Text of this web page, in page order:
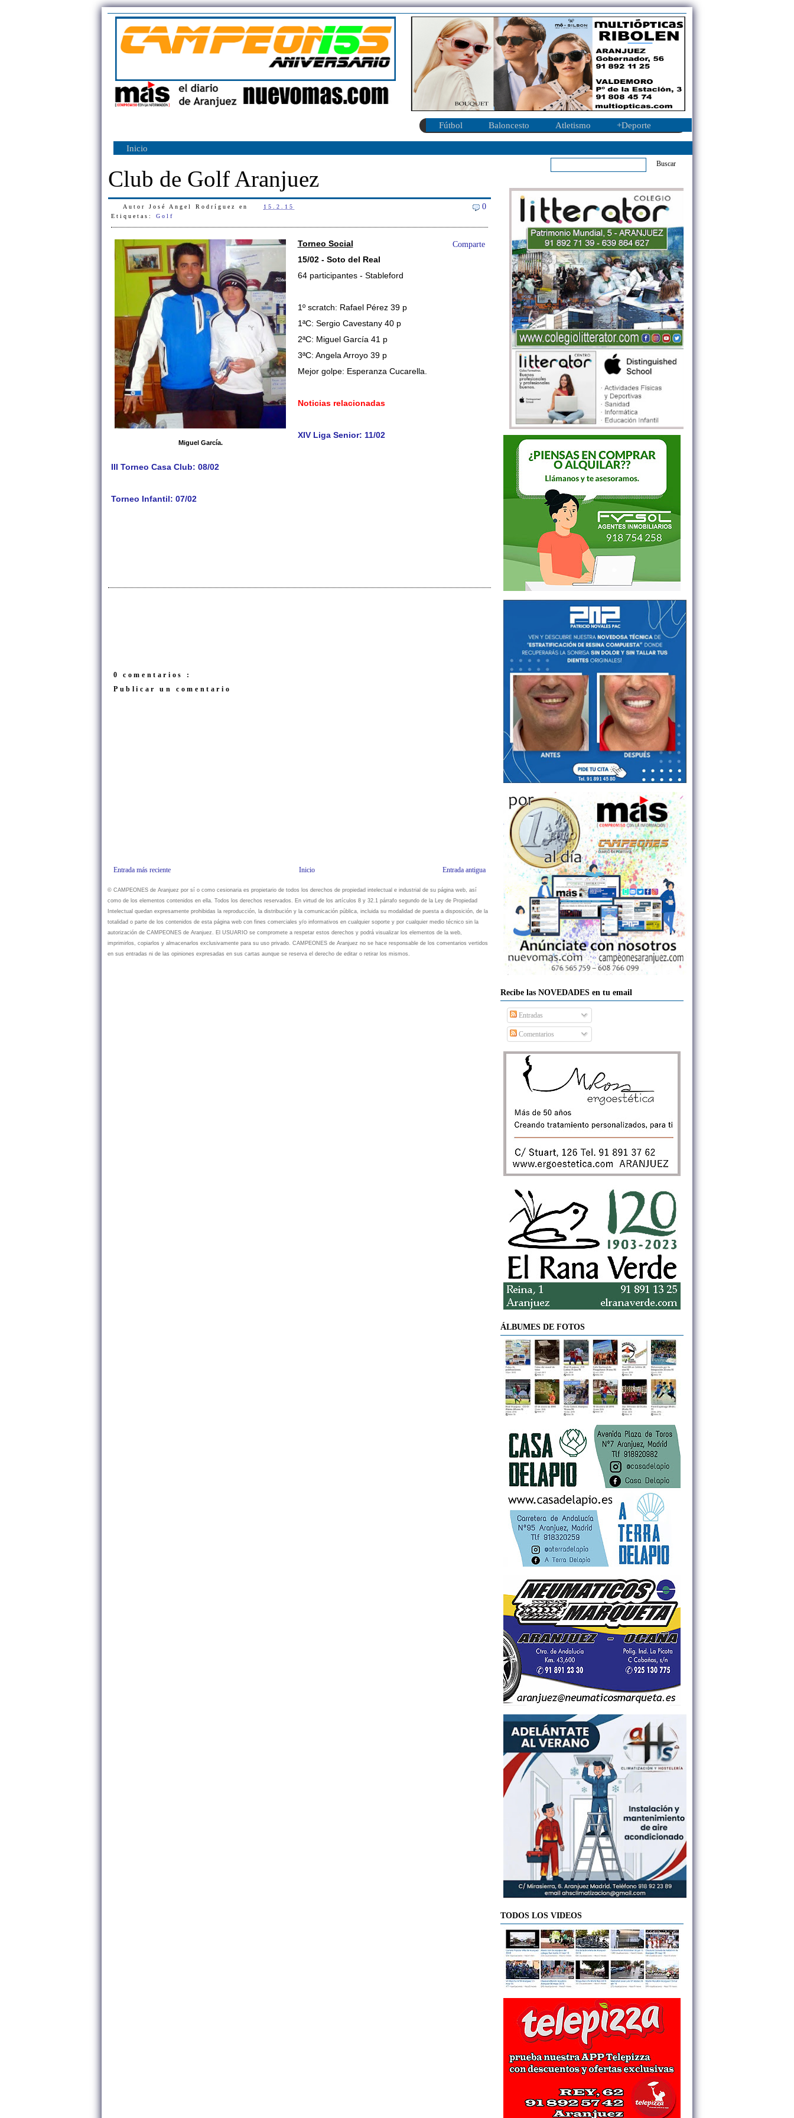
Fútbol Baloncesto Atletismo +Deporte
Inicio
Club de Golf Aranjuez
Autor José Angel Rodríguez en 15.2.15 0
Etiquetas: Golf
Comparte
Miguel García.
Torneo Social
15/02 - Soto del Real
64 participantes - Stableford
1º scratch: Rafael Pérez 39 p
1ªC: Sergio Cavestany 40 p
2ªC: Miguel García 41 p
3ªC: Angela Arroyo 39 p
Mejor golpe: Esperanza Cucarella.
Noticias relacionadas
XIV Liga Senior: 11/02
III Torneo Casa Club: 08/02
Torneo Infantil: 07/02
0 comentarios :
Publicar un comentario
Entrada más reciente Entrada antigua
Inicio
© CAMPEONES de Aranjuez por sí o como cesionaria es propietario de todos los derechos de propiedad intelectual e industrial de su página web, así
como de los elementos contenidos en ella. Todos los derechos reservados. En virtud de los artículos 8 y 32.1 párrafo segundo de la Ley de Propiedad
Intelectual quedan expresamente prohibidas la reproducción, la distribución y la comunicación pública, incluida su modalidad de puesta a disposición, de la
totalidad o parte de los contenidos de esta página web con fines comerciales y/o informativos en cualquier soporte y por cualquier medio técnico sin la
autorización de CAMPEONES de Aranjuez. El USUARIO se compromete a respetar estos derechos y podrá visualizar los elementos de la web,
imprimirlos, copiarlos y almacenarlos exclusivamente para su uso privado. CAMPEONES de Aranjuez no se hace responsable de los comentarios vertidos
en sus entradas ni de las opiniones expresadas en sus cartas aunque se reserva el derecho de editar o retirar los mismos.
Recibe las NOVEDADES en tu email
Entradas
Comentarios
ÁLBUMES DE FOTOS
TODOS LOS VIDEOS